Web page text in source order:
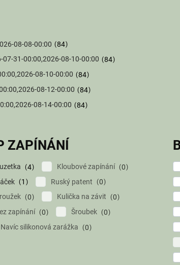
08-08-00:00
84
07-31-00:00,2026-08-10-00:00
84
00:00,2026-08-10-00:00
84
00:00,2026-08-12-00:00
84
00:00,2026-08-14-00:00
84
ZAPÍNÁNÍ
4 Kloubové zapínání
0
1 Ruský patent
0
0 Kulička na závit
0
zapínání
0 Šroubek
0
silikonová zarážka
0